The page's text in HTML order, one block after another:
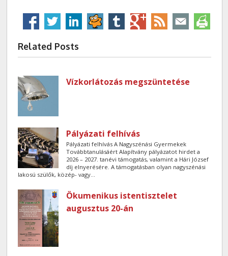
Related Posts
Vízkorlátozás megszüntetése
Pályázati felhívás
Pályázati felhívás A Nagyszénási Gyermekek
Továbbtanulásáért Alapítvány pályázatot hirdet a
2026 – 2027. tanévi támogatás, valamint a Hári József
díj elnyerésére. A támogatásban olyan nagyszénási
lakosú szülők, közép- vagy...
Ökumenikus istentisztelet
augusztus 20-án